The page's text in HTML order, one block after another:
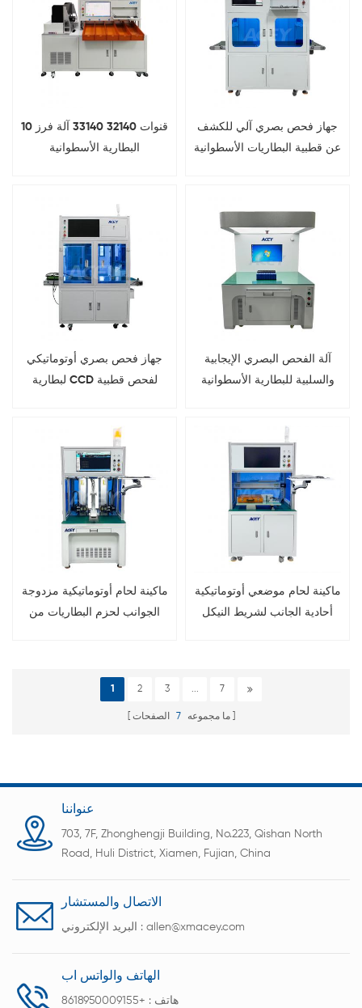
10 قنوات 32140 33140 آلة فرز
البطارية الأسطوانية
جهاز فحص بصري آلي للكشف
عن قطبية البطاريات الأسطوانية
جهاز فحص بصري أوتوماتيكي
لبطارية CCD لفحص قطبية
آلة الفحص البصري الإيجابية
والسلبية للبطارية الأسطوانية
ماكينة لحام أوتوماتيكية مزدوجة
الجوانب لحزم البطاريات من
ماكينة لحام موضعي أوتوماتيكية
أحادية الجانب لشريط النيكل
1 2 3 ... 7
ما مجموعه 7 الصفحات
عنواننا
703, 7F, Zhonghengji Building, No.223, Qishan North
Road, Huli District, Xiamen, Fujian, China
الاتصال والمستشار
البريد الإلكتروني : allen@xmacey.com
الهاتف والواتس اب
هاتف : +8618950009155